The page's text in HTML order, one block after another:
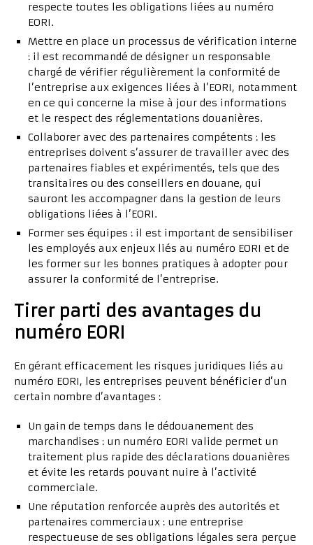
respecte toutes les obligations liées au numéro
EORI.
Mettre en place un processus de vérification interne
: il est recommandé de désigner un responsable
chargé de vérifier régulièrement la conformité de
l’entreprise aux exigences liées à l’EORI, notamment
en ce qui concerne la mise à jour des informations
et le respect des réglementations douanières.
Collaborer avec des partenaires compétents : les
entreprises doivent s’assurer de travailler avec des
partenaires fiables et expérimentés, tels que des
transitaires ou des conseillers en douane, qui
sauront les accompagner dans la gestion de leurs
obligations liées à l’EORI.
Former ses équipes : il est important de sensibiliser
les employés aux enjeux liés au numéro EORI et de
les former sur les bonnes pratiques à adopter pour
assurer la conformité de l’entreprise.
Tirer parti des avantages du
numéro EORI
En gérant efficacement les risques juridiques liés au
numéro EORI, les entreprises peuvent bénéficier d’un
certain nombre d’avantages :
Un gain de temps dans le dédouanement des
marchandises : un numéro EORI valide permet un
traitement plus rapide des déclarations douanières
et évite les retards pouvant nuire à l’activité
commerciale.
Une réputation renforcée auprès des autorités et
partenaires commerciaux : une entreprise
respectueuse de ses obligations légales sera perçue